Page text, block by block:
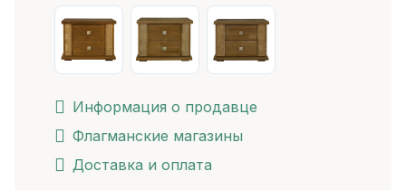
Информация о продавце
Флагманские магазины
Доставка и оплата